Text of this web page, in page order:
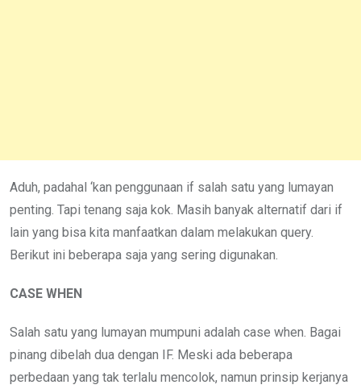
Aduh, padahal ‘kan penggunaan if salah satu yang lumayan
penting. Tapi tenang saja kok. Masih banyak alternatif dari if
lain yang bisa kita manfaatkan dalam melakukan query.
Berikut ini beberapa saja yang sering digunakan.
CASE WHEN
Salah satu yang lumayan mumpuni adalah case when. Bagai
pinang dibelah dua dengan IF. Meski ada beberapa
perbedaan yang tak terlalu mencolok, namun prinsip kerjanya